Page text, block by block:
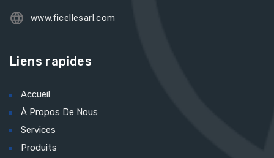
www.ficellesarl.com
Liens rapides
Accueil
À Propos De Nous
Services
Produits